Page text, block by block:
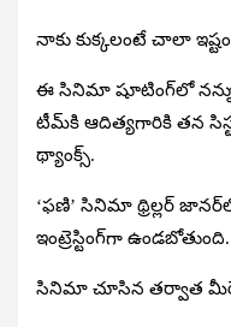
నాకు కుక్కలంటే చాలా
ఈ సినిమా షూటింగ్‌లో
టీమ్‌కి ఆదిత్యగారికి తన
థ్యాంక్స్‌.
‘ఫణి’ సినిమా థ్రిల్లర్‌
ఇంట్రెస్టింగ్‌గా ఉండబోతుంది.
సినిమా చూసిన తర్వాత మీరే